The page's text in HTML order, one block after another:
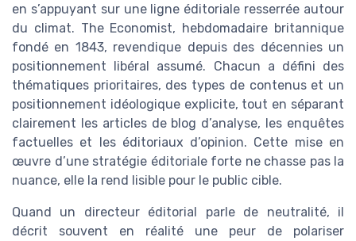
en s’appuyant sur une ligne éditoriale resserrée autour
du climat. The Economist, hebdomadaire britannique
fondé en 1843, revendique depuis des décennies un
positionnement libéral assumé. Chacun a défini des
thématiques prioritaires, des types de contenus et un
positionnement idéologique explicite, tout en séparant
clairement les articles de blog d’analyse, les enquêtes
factuelles et les éditoriaux d’opinion. Cette mise en
œuvre d’une stratégie éditoriale forte ne chasse pas la
nuance, elle la rend lisible pour le public cible.
Quand un directeur éditorial parle de neutralité, il
décrit souvent en réalité une peur de polariser